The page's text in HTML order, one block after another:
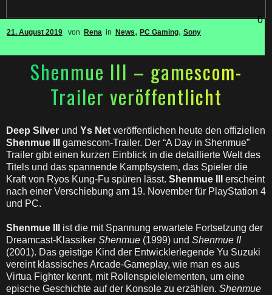
21. August 2019 von Rena in News, PC Gaming, Sony
0
Shenmue III – gamescom-
Trailer veröffentlicht
Deep Silver und Ys Net veröffentlichen heute den offiziellen
Shenmue III gamescom-Trailer. Der “A Day in Shenmue”
Trailer gibt einen kurzen Einblick in die detaillierte Welt des
Titels und das spannende Kampfsystem, das Spieler die
Kraft von Ryos Kung-Fu spüren lässt. Shenmue III erscheint
nach einer Verschiebung am 19. November für PlayStation 4
und PC.
Shenmue III
ist die mit Spannung erwartete Fortsetzung der
Dreamcast-Klassiker Shenmue (1999) und Shenmue II
(2001). Das geistige Kind der Entwicklerlegende Yu Suzuki
vereint klassisches Arcade-Gameplay, wie man es aus
Virtua Fighter kennt, mit Rollenspielelementen, um eine
epische Geschichte auf der Konsole zu erzählen. Shenmue